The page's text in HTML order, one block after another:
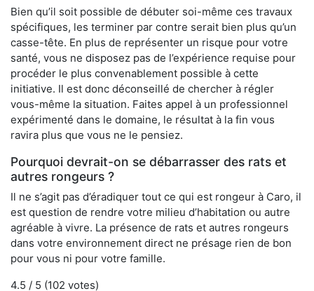
Bien qu’il soit possible de débuter soi-même ces travaux
spécifiques, les terminer par contre serait bien plus qu’un
casse-tête. En plus de représenter un risque pour votre
santé, vous ne disposez pas de l’expérience requise pour
procéder le plus convenablement possible à cette
initiative. Il est donc déconseillé de chercher à régler
vous-même la situation. Faites appel à un professionnel
expérimenté dans le domaine, le résultat à la fin vous
ravira plus que vous ne le pensiez.
Pourquoi devrait-on se débarrasser des rats et
autres rongeurs ?
Il ne s’agit pas d’éradiquer tout ce qui est rongeur à Caro, il
est question de rendre votre milieu d’habitation ou autre
agréable à vivre. La présence de rats et autres rongeurs
dans votre environnement direct ne présage rien de bon
pour vous ni pour votre famille.
4.5 / 5 (102 votes)